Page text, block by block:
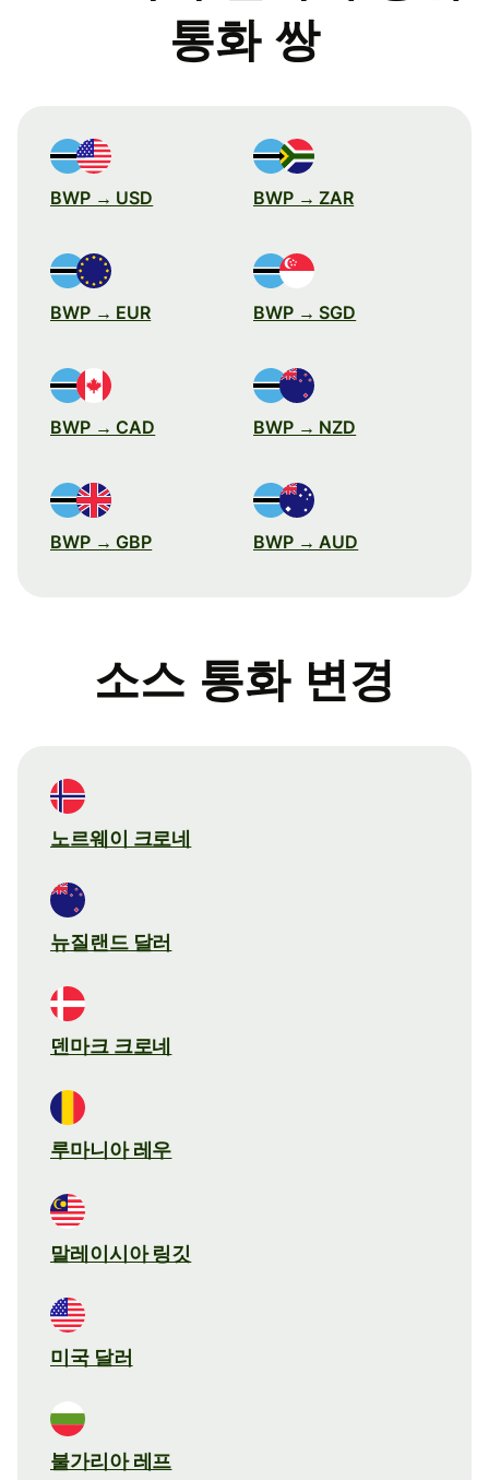
통화 쌍
BWP → USD BWP → ZAR
BWP → EUR BWP → SGD
BWP → CAD BWP → NZD
BWP → GBP BWP → AUD
소스 통화 변경
노르웨이 크로네
뉴질랜드 달러
덴마크 크로네
루마니아 레우
말레이시아 링깃
미국 달러
불가리아 레프